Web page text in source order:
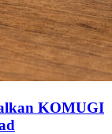
KOMUGI